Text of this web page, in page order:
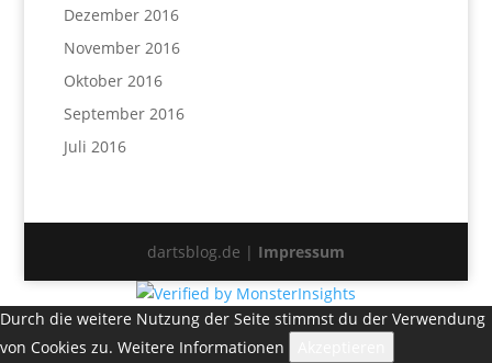
Dezember 2016
November 2016
Oktober 2016
September 2016
Juli 2016
dartsblog.de | Impressum
Durch die weitere Nutzung der Seite stimmst du der Verwendung
von Cookies zu. Weitere Informationen